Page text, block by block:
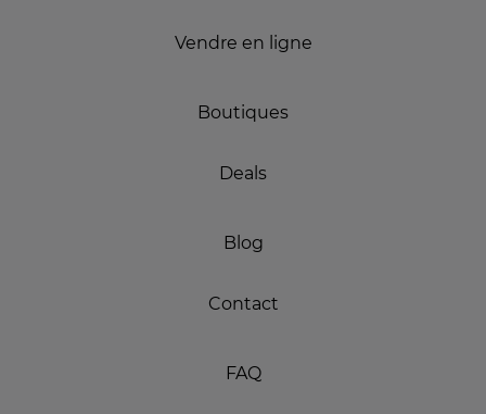
Vendre en ligne
Boutiques
Deals
Blog
Contact
FAQ